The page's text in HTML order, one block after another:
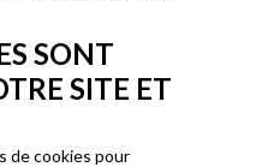
SONT
SITE ET
de cookies pour